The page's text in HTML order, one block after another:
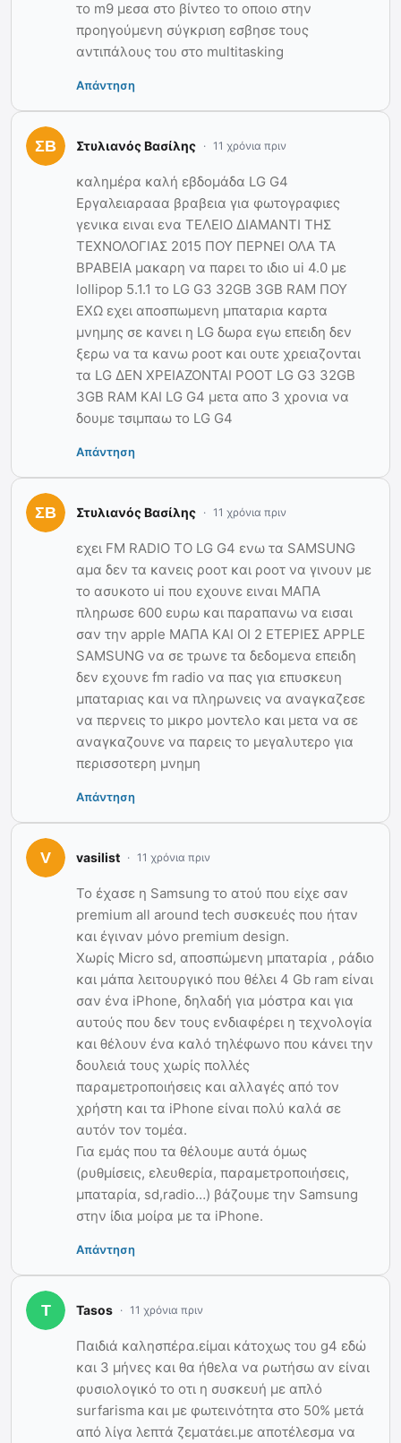
το m9 μεσα στο βίντεο το οποιο στην
προηγούμενη σύγκριση εσβησε τους
αντιπάλους του στο multitasking
Απάντηση
Στυλιανός Βασίλης 11 χρόνια πριν
καλημέρα καλή εβδομάδα LG G4
Εργαλειαρααα βραβεια για φωτογραφιες
γενικα ειναι ενα ΤΕΛΕΙΟ ΔΙΑΜΑΝΤΙ ΤΗΣ
ΤΕΧΝΟΛΟΓΙΑΣ 2015 ΠΟΥ ΠΕΡΝΕΙ ΟΛΑ ΤΑ
ΒΡΑΒΕΙΑ μακαρη να παρει το ιδιο ui 4.0 με
lollipop 5.1.1 το LG G3 32GB 3GB RAM ΠΟΥ
ΕΧΩ εχει αποσπωμενη μπαταρια καρτα
μνημης σε κανει η LG δωρα εγω επειδη δεν
ξερω να τα κανω ροοτ και ουτε χρειαζονται
τα LG ΔΕΝ ΧΡΕΙΑΖΟΝΤΑΙ ΡΟΟΤ LG G3 32GB
3GB RAM KAI LG G4 μετα απο 3 χρονια να
δουμε τσιμπαω το LG G4
Απάντηση
Στυλιανός Βασίλης 11 χρόνια πριν
εχει FM RADIO TO LG G4 ενω τα SAMSUNG
αμα δεν τα κανεις ροοτ και ροοτ να γινουν με
το ασυκοτο ui που εχουνε ειναι ΜΑΠΑ
πληρωσε 600 ευρω και παραπανω να εισαι
σαν την apple ΜΑΠΑ ΚΑΙ ΟΙ 2 ΕΤΕΡΙΕΣ APPLE
SAMSUNG να σε τρωνε τα δεδομενα επειδη
δεν εχουνε fm radio να πας για επυσκευη
μπαταριας και να πληρωνεις να αναγκαζεσε
να περνεις το μικρο μοντελο και μετα να σε
αναγκαζουνε να παρεις το μεγαλυτερο για
περισσοτερη μνημη
Απάντηση
vasilist 11 χρόνια πριν
To έχασε η Samsung το ατού που είχε σαν
premium all around tech συσκευές που ήταν
και έγιναν μόνο premium design.
Χωρίς Micro sd, αποσπώμενη μπαταρία , ράδιο
και μάπα λειτουργικό που θέλει 4 Gb ram είναι
σαν ένα iPhone, δηλαδή για μόστρα και για
αυτούς που δεν τους ενδιαφέρει η τεχνολογία
και θέλουν ένα καλό τηλέφωνο που κάνει την
δουλειά τους χωρίς πολλές
παραμετροποιήσεις και αλλαγές από τον
χρήστη και τα iPhone είναι πολύ καλά σε
αυτόν τον τομέα.
Για εμάς που τα θέλουμε αυτά όμως
(ρυθμίσεις, ελευθερία, παραμετροποιήσεις,
μπαταρία, sd,radio…) βάζουμε την Samsung
στην ίδια μοίρα με τα iPhone.
Απάντηση
Tasos 11 χρόνια πριν
Παιδιά καλησπέρα.είμαι κάτοχως του g4 εδώ
και 3 μήνες και θα ήθελα να ρωτήσω αν είναι
φυσιολογικό το οτι η συσκευή με απλό
surfarisma και με φωτεινότητα στο 50% μετά
από λίγα λεπτά ζεματάει.με αποτέλεσμα να